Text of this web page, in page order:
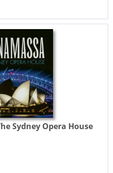
Sydney Opera House